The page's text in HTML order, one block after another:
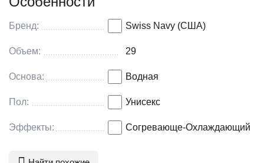
Potassium Sorbate, Sodium Benzoate, Diazolidinyl Urea,
Бренд: Swiss Navy (США)
Объем: 29
Основа: Водная
Пол: Унисекс
Эффекты: Согревающе-Охлаждающий